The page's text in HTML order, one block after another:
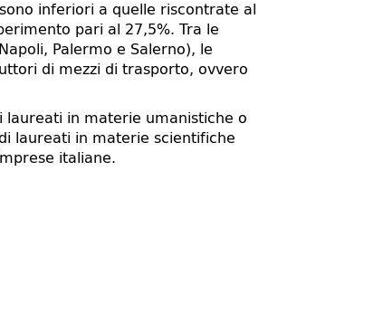
inferiori a quelle riscontrate al
pari al 27,5%. Tra le
Palermo e Salerno), le
di mezzi di trasporto, ovvero
laureati in materie umanistiche o
laureati in materie scientifiche
italiane.